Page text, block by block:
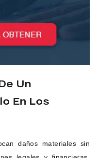
Un
En Los
daños materiales sin